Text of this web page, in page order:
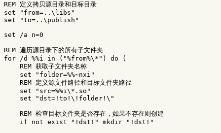
REM 定义拷贝源目录和目标目录
set
"from=..\libs"
set
"to=..\publish"
set
/a n=0
REM 遍历源目录下的所有子文件夹
for /d %%i in ( "%from%\*" ) do
(
REM 获取子文件夹名称
set
"folder=%%~nxi "
REM 定义源文件路径和目标文件夹路径
set
"src=%%i\*.so"
set
"dst= !to! \ !folder! \"
REM 检查目标文件夹是否存在，如果不存在则创建
if
not exist " !dst! " mkdir " !dst! "